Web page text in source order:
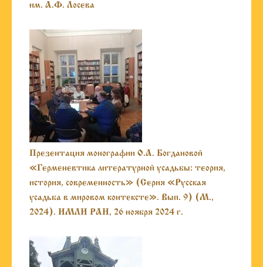
им. А.Ф. Лосева
Презентация монографии О.А. Богдановой
«Герменевтика литературной усадьбы: теория,
история, современность» (Серия «Русская
усадьба в мировом контексте». Вып. 9) (М.,
2024). ИМЛИ РАН, 26 ноября 2024 г.